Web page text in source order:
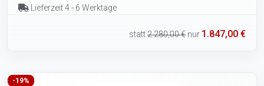
Lieferzeit 4 - 6 Werktage
statt2.280,00 € nur 1.847,00 €
-19%